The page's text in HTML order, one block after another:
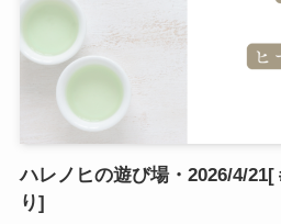
ハレノヒの遊び場・2026/4/
り]